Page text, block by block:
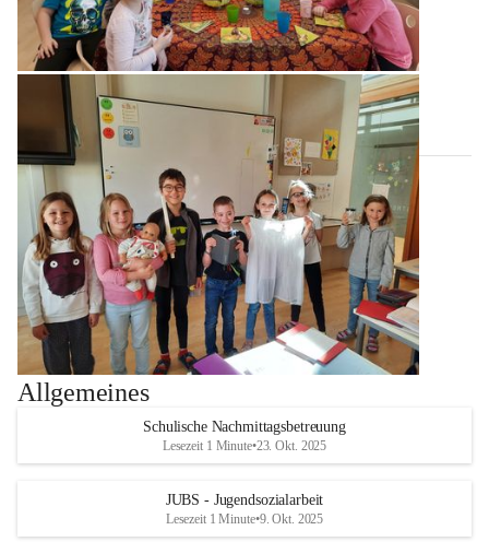
Allgemeines
Schulische Nachmittagsbetreuung
Lesezeit 1 Minute•23. Okt. 2025
JUBS - Jugendsozialarbeit
Lesezeit 1 Minute•9. Okt. 2025